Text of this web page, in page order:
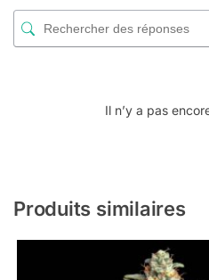
Il n’y a pas
Produits similaires